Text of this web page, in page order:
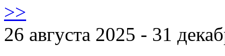
>>
26 августа 2025 - 31